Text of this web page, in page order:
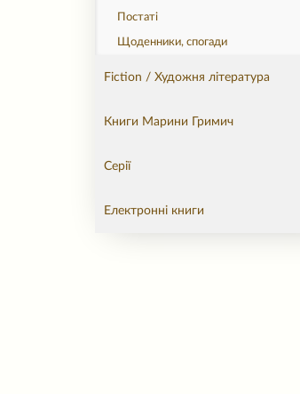
Постаті
Щоденники, спогади
Fiction / Художня література
Книги Марини Гримич
Серії
Електронні книги